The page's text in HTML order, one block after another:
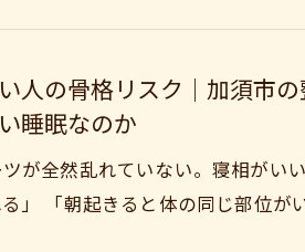
人の骨格リスク｜加須市
睡眠なのか
ツが全然乱れていない。寝相がい
」 「朝起きると体の同じ部位が